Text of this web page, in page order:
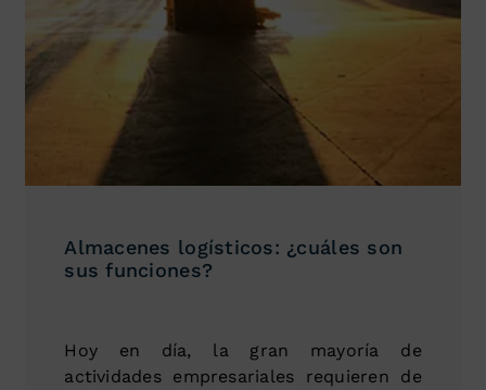
Almacenes logísticos: ¿cuáles son
sus funciones?
Hoy en día, la gran mayoría de
actividades empresariales requieren de